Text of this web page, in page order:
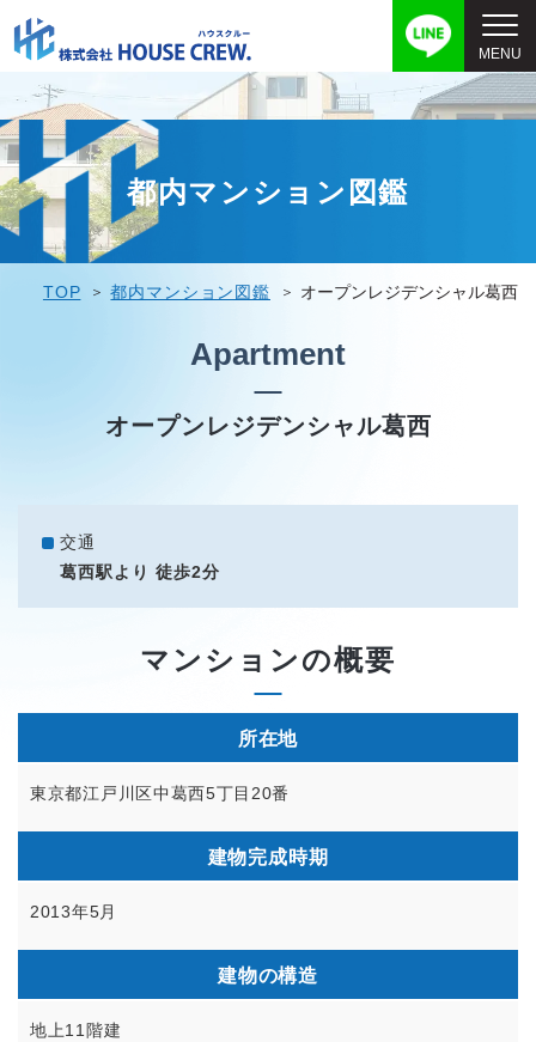
都内マンション図鑑
TOP 都内マンション図鑑 オープンレジデンシャル葛西
Apartment
オープンレジデンシャル葛西
交通
葛西駅より 徒歩2分
マンションの概要
所在地
東京都江戸川区中葛西5丁目20番
建物完成時期
2013年5月
建物の構造
地上11階建